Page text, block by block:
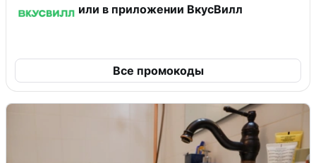
или в приложении ВкусВилл
Все промокоды